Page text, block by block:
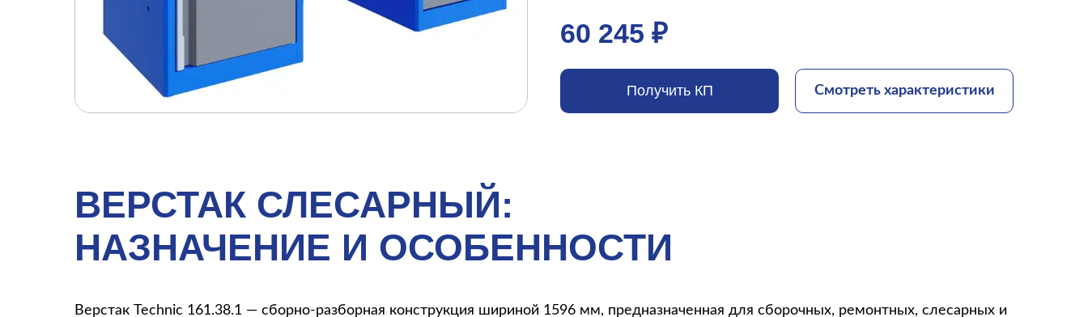
Смотреть характеристики
Получить КП
60 245 ₽
ВЕРСТАК СЛЕСАРНЫЙ:
НАЗНАЧЕНИЕ И ОСОБЕННОСТИ
Верстак Technic 161.38.1 — сборно-разборная конструкция шириной 1596 мм, предназначенная для сборочных, ремонтных, слесарных и